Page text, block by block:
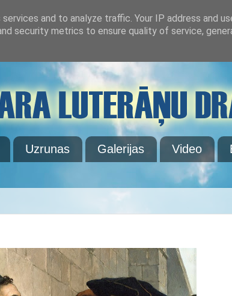
Uzrunas Galerijas Video
and to analyze traffic. Your IP address and
security metrics to ensure quality of service,